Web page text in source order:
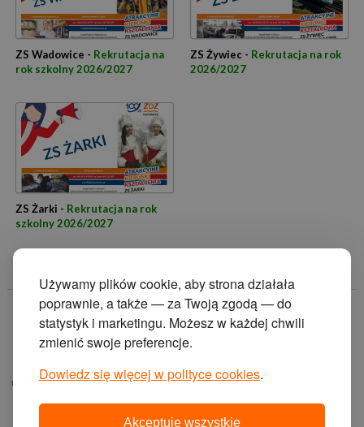
Używamy plików cookie, aby strona działała
poprawnie, a także — za Twoją zgodą — do
statystyk i marketingu. Możesz w każdej chwili
zmienić swoje preferencje.
Dowiedz się więcej w polityce cookies.
Akceptuję wszystkie
ZS Wadowice - Rekrutacja na
rok szkolny 2026/2027
ZS Żywiec - Rekrutacja na rok
2026/2027
ZS Żarki - Rekrutacja na rok
szkolny 2026/2027
© 2014 Zakład
Doskonalenia
Zawodowego w
ul. Krasińskiego 2, 40-